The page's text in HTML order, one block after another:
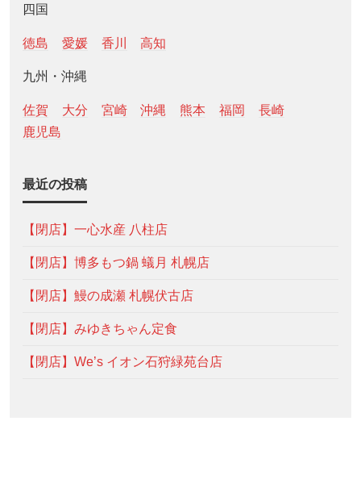
四国
徳島 愛媛 香川 高知
九州・沖縄
佐賀 大分 宮崎 沖縄 熊本 福岡
長崎
鹿児島
最近の投稿
【閉店】一心水産 八柱店
【閉店】博多もつ鍋 蟻月 札幌店
【閉店】鰻の成瀬 札幌伏古店
【閉店】みゆきちゃん定食
【閉店】We’s イオン石狩緑苑台店